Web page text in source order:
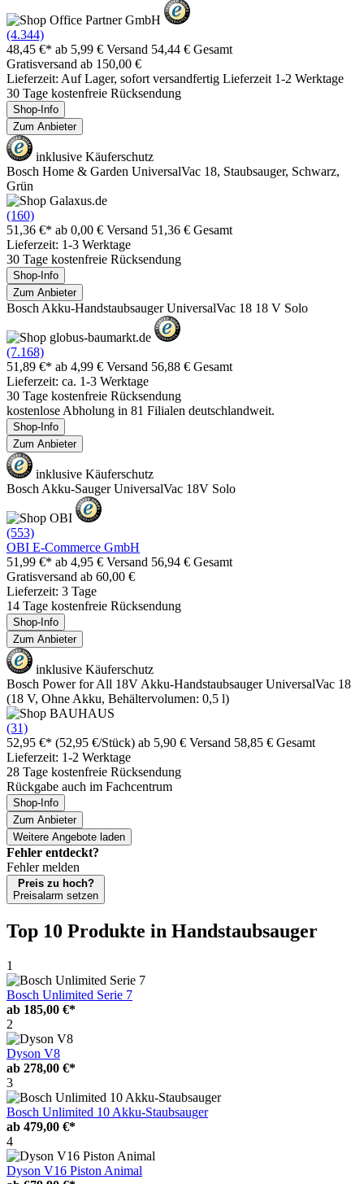
(4.344)
48,45 €* ab 5,99 € Versand 54,44 € Gesamt
Gratisversand ab 150,00 €
Lieferzeit: Auf Lager, sofort versandfertig Lieferzeit 1-2 Werktage
30 Tage kostenfreie Rücksendung
Shop-Info
Zum Anbieter
inklusive Käuferschutz
Bosch Home & Garden UniversalVac 18, Staubsauger, Schwarz,
Grün
(160)
51,36 €* ab 0,00 € Versand 51,36 € Gesamt
Lieferzeit: 1-3 Werktage
30 Tage kostenfreie Rücksendung
Shop-Info
Zum Anbieter
Bosch Akku-Handstaubsauger UniversalVac 18 18 V Solo
(7.168)
51,89 €* ab 4,99 € Versand 56,88 € Gesamt
Lieferzeit: ca. 1-3 Werktage
30 Tage kostenfreie Rücksendung
kostenlose Abholung in 81 Filialen deutschlandweit.
Shop-Info
Zum Anbieter
inklusive Käuferschutz
Bosch Akku-Sauger UniversalVac 18V Solo
(553)
OBI E-Commerce GmbH
51,99 €* ab 4,95 € Versand 56,94 € Gesamt
Gratisversand ab 60,00 €
Lieferzeit: 3 Tage
14 Tage kostenfreie Rücksendung
Shop-Info
Zum Anbieter
inklusive Käuferschutz
Bosch Power for All 18V Akku-Handstaubsauger UniversalVac 18
(18 V, Ohne Akku, Behältervolumen: 0,5 l)
(31)
52,95 €* (52,95 €/Stück) ab 5,90 € Versand 58,85 € Gesamt
Lieferzeit: 1-2 Werktage
28 Tage kostenfreie Rücksendung
Rückgabe auch im Fachcentrum
Shop-Info
Zum Anbieter
Weitere Angebote laden
Fehler entdeckt?
Fehler melden
Preis zu hoch?
Preisalarm setzen
Top 10 Produkte in Handstaubsauger
1
Bosch Unlimited Serie 7
ab 185,00 €*
2
Dyson V8
ab 278,00 €*
3
Bosch Unlimited 10 Akku-Staubsauger
ab 479,00 €*
4
Dyson V16 Piston Animal